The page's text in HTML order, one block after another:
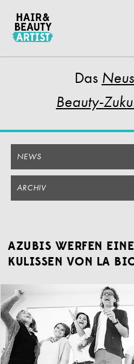
Artikel
Springen
Das
Beauty-
NEWS
ARCHIV
AZUBIS WERFEN
KULISSEN VON LA